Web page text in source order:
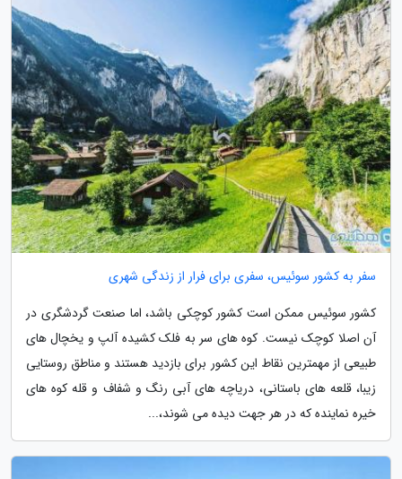
سفر به کشور سوئیس، سفری برای فرار از زندگی شهری
کشور سوئیس ممکن است کشور کوچکی باشد، اما صنعت گردشگری در
آن اصلا کوچک نیست. کوه های سر به فلک کشیده آلپ و یخچال های
طبیعی از مهمترین نقاط این کشور برای بازدید هستند و مناطق روستایی
زیبا، قلعه های باستانی، دریاچه های آبی رنگ و شفاف و قله کوه های
خیره نماینده که در هر جهت دیده می شوند،...